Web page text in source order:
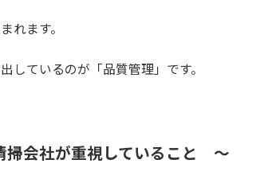
れます。
しているのが「品質管理」です。
会社が重視していること ～